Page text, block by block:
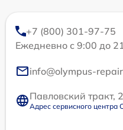
+7 (800) 301-97-75
Ежедневно с 9:00 до
info@olympus-
Павловский тракт,
Адрес сервисного центра